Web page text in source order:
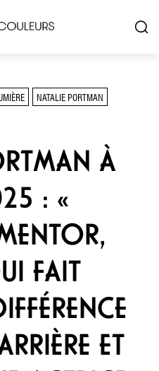
NATALIE PORTMAN
À
: «
FAIT
ET